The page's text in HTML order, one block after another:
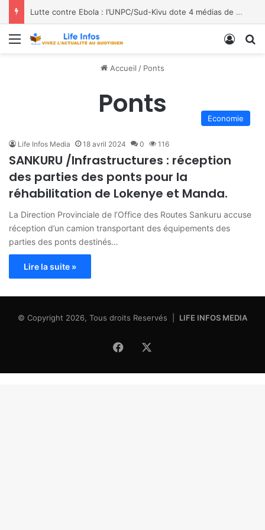
Lutte contre Ebola : l’UNPC/Sud-Kivu dote 4 médias de Bukavu de kits de lavage des mains, les bénéficiaires saluent le geste
Menu
Accueil / Ponts
Ponts Economie
Life Infos Media 18 avril 2024 0 116
SANKURU /Infrastructures : réception
des parties des ponts pour la
réhabilitation de Lokenye et Manda.
La Direction Provinciale de l’Office des Routes Sankuru accuse
réception d’un camion transportant des équipements des
parties des ponts destinés…
Lire la suite »
© Copyright 2026, Tous droits Reservés | LIFE INFOS MEDIA
Facebook